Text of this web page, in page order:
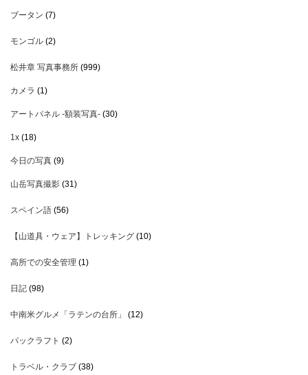
ブータン (7)
モンゴル (2)
松井章 写真事務所 (999)
カメラ (1)
アートパネル -額装写真- (30)
1x (18)
今日の写真 (9)
山岳写真撮影 (31)
スペイン語 (56)
【山道具・ウェア】トレッキング (10)
高所での安全管理 (1)
日記 (98)
中南米グルメ「ラテンの台所」 (12)
パックラフト (2)
トラベル・クラブ (38)